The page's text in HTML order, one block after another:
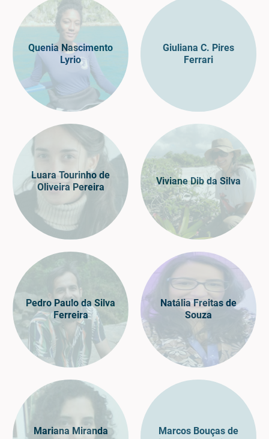
Quenia Nascimento
Lyrio
Giuliana C. Pires
Ferrari
Luara Tourinho de
Oliveira Pereira
Viviane Dib da Silva
Pedro Paulo da Silva
Ferreira
Natália Freitas de
Souza
Mariana Miranda
Marcos Bouças de